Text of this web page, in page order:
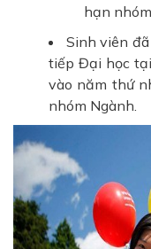
hạn
Sinh viên
tiếp Đại học
vào năm thứ
nhóm Ngành.